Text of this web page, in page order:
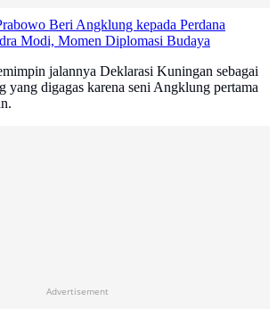
Beri Angklung kepada Perdana
Modi, Momen Diplomasi Budaya
jalannya Deklarasi Kuningan sebagai
yang digagas karena seni Angklung pertama
Advertisement